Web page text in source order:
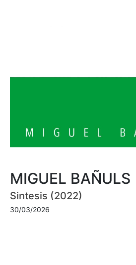
MIGUEL BAÑULS
Sintesis (2022)
30/03/2026